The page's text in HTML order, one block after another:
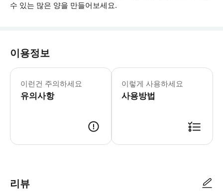
수 있는 많은 양을 만들어보세요.
이용정보
이런건 주의하세요
유의사항
* 소요시간 : 90분 (옵션에 따라 소요
이렇게 사용하세요
사용방법
리뷰